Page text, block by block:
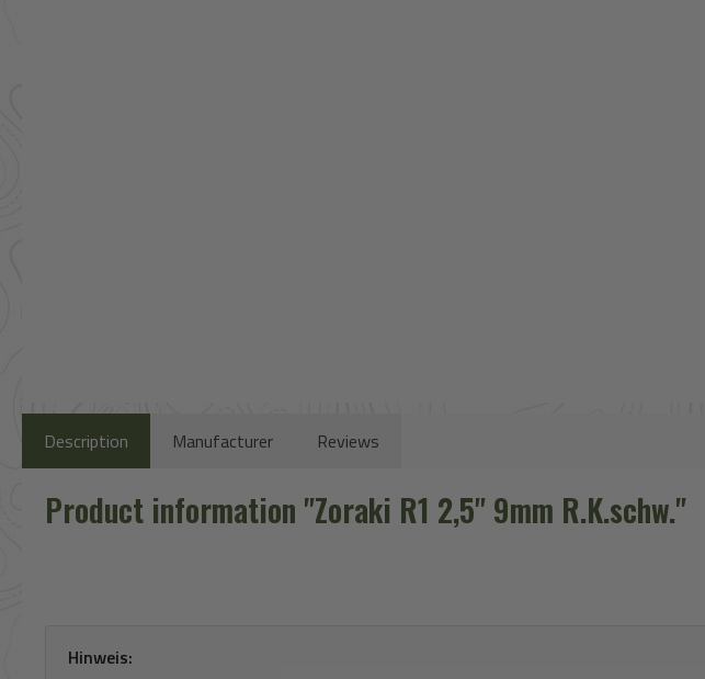
Description Manufacturer Reviews
Product information "Zoraki R1 2,5'' 9mm R.K.schw."
Hinweis: